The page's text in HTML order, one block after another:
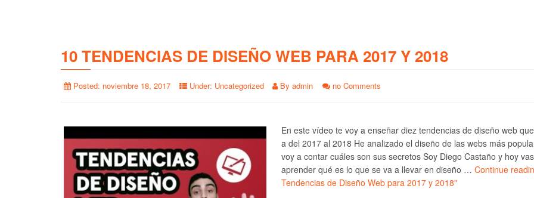
10 TENDENCIAS DE DISEÑO WEB PARA 2017 Y 2018
Posted: noviembre 18, 2017 Under: Uncategorized By admin no Comments
En este vídeo te voy a enseñar diez tendencias de diseño web
a del 2017 al 2018 He analizado el diseño de las webs más
voy a contar cuáles son sus secretos Soy Diego Castaño y hoy
aprender qué es lo que se va a llevar en diseño … Continue
Tendencias de Diseño Web para 2017 y 2018"